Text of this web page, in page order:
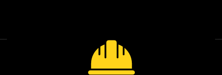
Bel met onze experts!
+32(0)3 303 14 53